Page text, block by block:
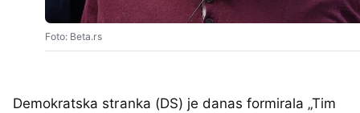
Foto: Beta.rs
Demokratska stranka (DS) je danas formirala „Tim